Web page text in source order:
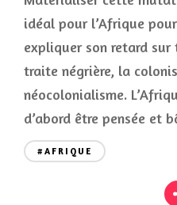
idéal pour l’Afrique
expliquer son retard
traite négrière, la
néocolonialisme.
d’abord être pensée et
#AFRIQUE